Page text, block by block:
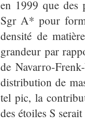
en 1999 que des
Sgr A* pour
densité de
grandeur par
de Navarro-
distribution de
tel pic, la
des étoiles S